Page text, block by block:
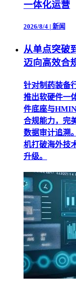
一体化运营
2026/8/4 | 新闻
从单点突破
迈向高效合
针对制药装备
推出软硬件一
件底座与
合规能力，完
数据审计追溯
机打破海外技
升级。